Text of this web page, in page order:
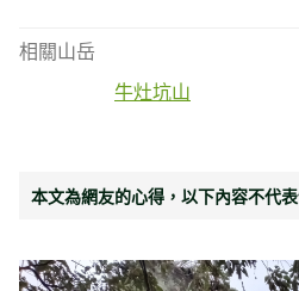
相關山岳
牛灶坑山
本文為網友的心得，以下內容不代